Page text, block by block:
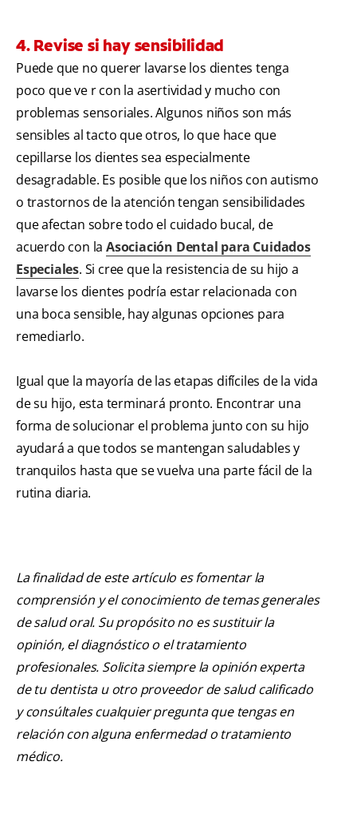
4. Revise si hay sensibilidad
Puede que no querer lavarse los dientes tenga
poco que ve r con la asertividad y mucho con
problemas sensoriales. Algunos niños son más
sensibles al tacto que otros, lo que hace que
cepillarse los dientes sea especialmente
desagradable. Es posible que los niños con autismo
o trastornos de la atención tengan sensibilidades
que afectan sobre todo el cuidado bucal, de
acuerdo con laAsociación Dental para Cuidados
Especiales. Si cree que la resistencia de su hijo a
lavarse los dientes podría estar relacionada con
una boca sensible, hay algunas opciones para
remediarlo.
Igual que la mayoría de las etapas difíciles de la vida
de su hijo, esta terminará pronto. Encontrar una
forma de solucionar el problema junto con su hijo
ayudará a que todos se mantengan saludables y
tranquilos hasta que se vuelva una parte fácil de la
rutina diaria.
La finalidad de este artículo es fomentar la
comprensión y el conocimiento de temas generales
de salud oral. Su propósito no es sustituir la
opinión, el diagnóstico o el tratamiento
profesionales. Solicita siempre la opinión experta
de tu dentista u otro proveedor de salud calificado
y consúltales cualquier pregunta que tengas en
relación con alguna enfermedad o tratamiento
médico.